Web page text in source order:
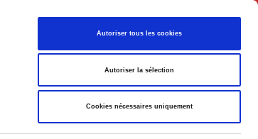
Autoriser tous les cookies
Autoriser la sélection
Cookies nécessaires uniquement
English